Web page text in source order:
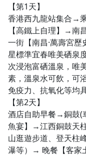
【第1天】
香港西九龍站集合→
【高鐵上自理】→
一街【南昌·萬壽宮
星標準宜春唯美硒泉
次浸泡富硒溫泉，唯
素，溫泉水可飲，可
免疫力、抗氧化等均
【第2天】
酒店自助早餐→銅鼓(
魚宴】→江西銅鼓天
山逛遊步道、登天柱
瀑等）→ 晚餐【客家